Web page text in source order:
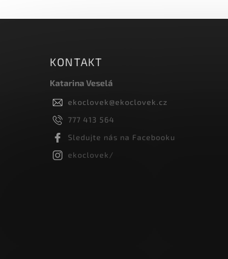
KONTAKT
Katarina Veselá
ekoclovek@ekoclovek.cz
777 413 564
Sledujte nás na Facebooku
ekoclovek/